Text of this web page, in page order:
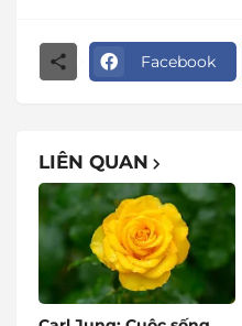
Facebook
LIÊN QUAN